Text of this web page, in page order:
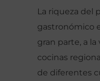
La riqueza del
gastronómico
gran parte, a la
cocinas
de diferentes